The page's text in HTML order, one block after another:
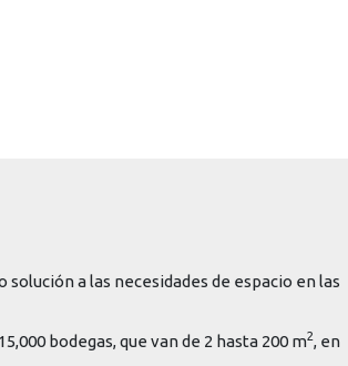
a las necesidades de espacio en las
bodegas, que van de 2 hasta 200 m2, en